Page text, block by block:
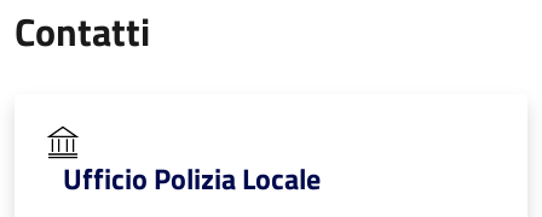
Contatti
Ufficio Polizia Locale